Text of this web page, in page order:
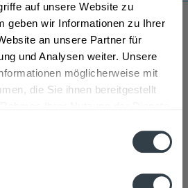
auf unsere Website zu
geben wir Informationen zu Ihrer
an unsere Partner für
und Analysen weiter. Unsere
möglicherweise mit
die Sie ihnen bereitgestellt
wird in den folgenden
und Postleitzahl-Gebieten